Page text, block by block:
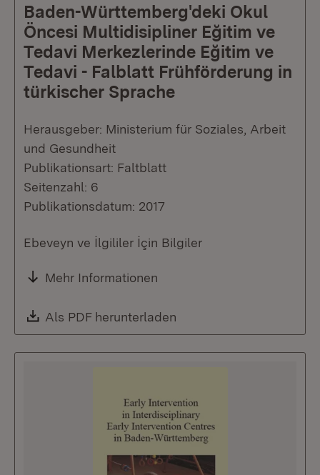
Baden-Württemberg'deki Okul
Öncesi Multidisipliner Eğitim ve
Tedavi Merkezlerinde Eğitim ve
Tedavi - Falblatt Frühförderung in
türkischer Sprache
Herausgeber: Ministerium für Soziales, Arbeit
und Gesundheit
Publikationsart: Faltblatt
Seitenzahl: 6
Publikationsdatum: 2017
Ebeveyn ve İlgililer İçin Bilgiler
Mehr Informationen
Download:
Als PDF herunterladen